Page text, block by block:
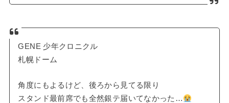
GENE 少年クロニクル
札幌ドーム
角度にもよるけど、後ろから見てる限り
スタンド最前席でも全然銀テ届いてなかった…